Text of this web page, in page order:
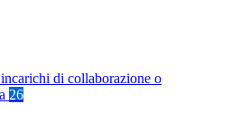
di collaborazione o
26